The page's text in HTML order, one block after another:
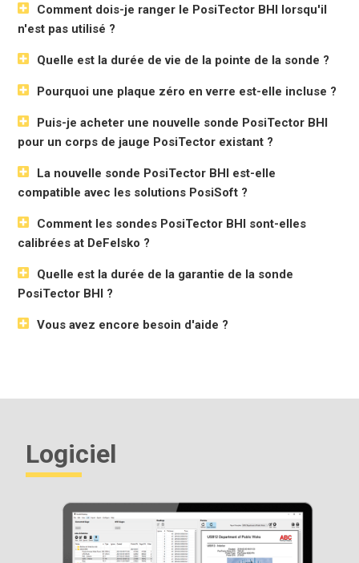
données.
Spécifications
Résolution
0,1 Barcol
Précision
± 2 Barcol
Taille*
127 x 66 x 25,4 mm (5" x 2,6" x 1")
Poids de la sonde
400 g 14.1 oz.)
Voir les dimensions
* Les dimensions et le poids correspondent au corps de la
jauge PosiTector uniquement et n'incluent pas la sonde.
Stockage de 1 000 lectures par sonde - les lectures stockées
Advanced Modèles
Comprend TOUTES les caractéristiques présentées ci-
Stockage de 250 000 mesures provenant de plusieurs
sondes dans un maximum de 1 000 lots et sous-lots
Sous-lots automatiques : création automatique de nouveaux
sous-lots après la réalisation du nombre souhaité de relevés.
Comment dois-je ranger le PosiTector BHI lorsqu'il
n'est pas utilisé ?
Quelle est la durée de vie de la pointe de la sonde ?
Pourquoi une plaque zéro en verre est-elle incluse ?
Puis-je acheter une nouvelle sonde PosiTector BHI
pour un corps de jauge PosiTector existant ?
La nouvelle sonde PosiTector BHI est-elle
compatible avec les solutions PosiSoft ?
Comment les sondes PosiTector BHI sont-elles
calibrées at DeFelsko ?
Quelle est la durée de la garantie de la sonde
PosiTector BHI ?
Vous avez encore besoin d'aide ?
Logiciel